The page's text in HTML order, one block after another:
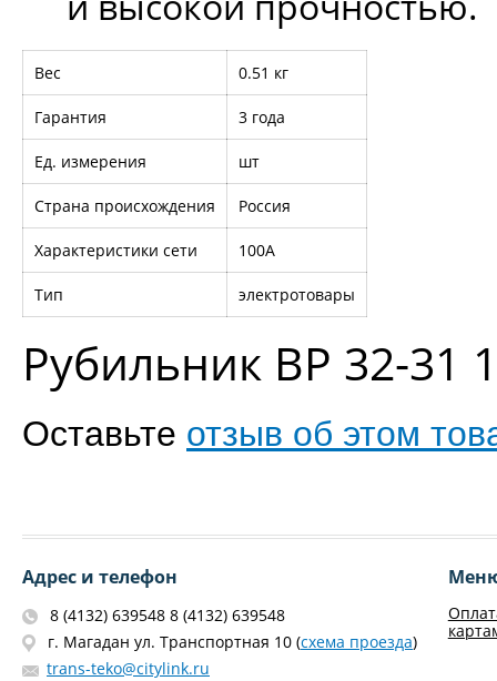
Вес 0.51 кг
Гарантия 3 года
Ед. измерения шт
Страна происхождения Россия
Характеристики сети 100А
Тип электротовары
Рубильник ВР 32-31
Оставьте отзыв об этом
Адрес и телефон
8 (4132) 639548 8 (4132) 639548
г. Магадан ул. Транспортная 10 (схема проезда)
trans-teko@citylink.ru